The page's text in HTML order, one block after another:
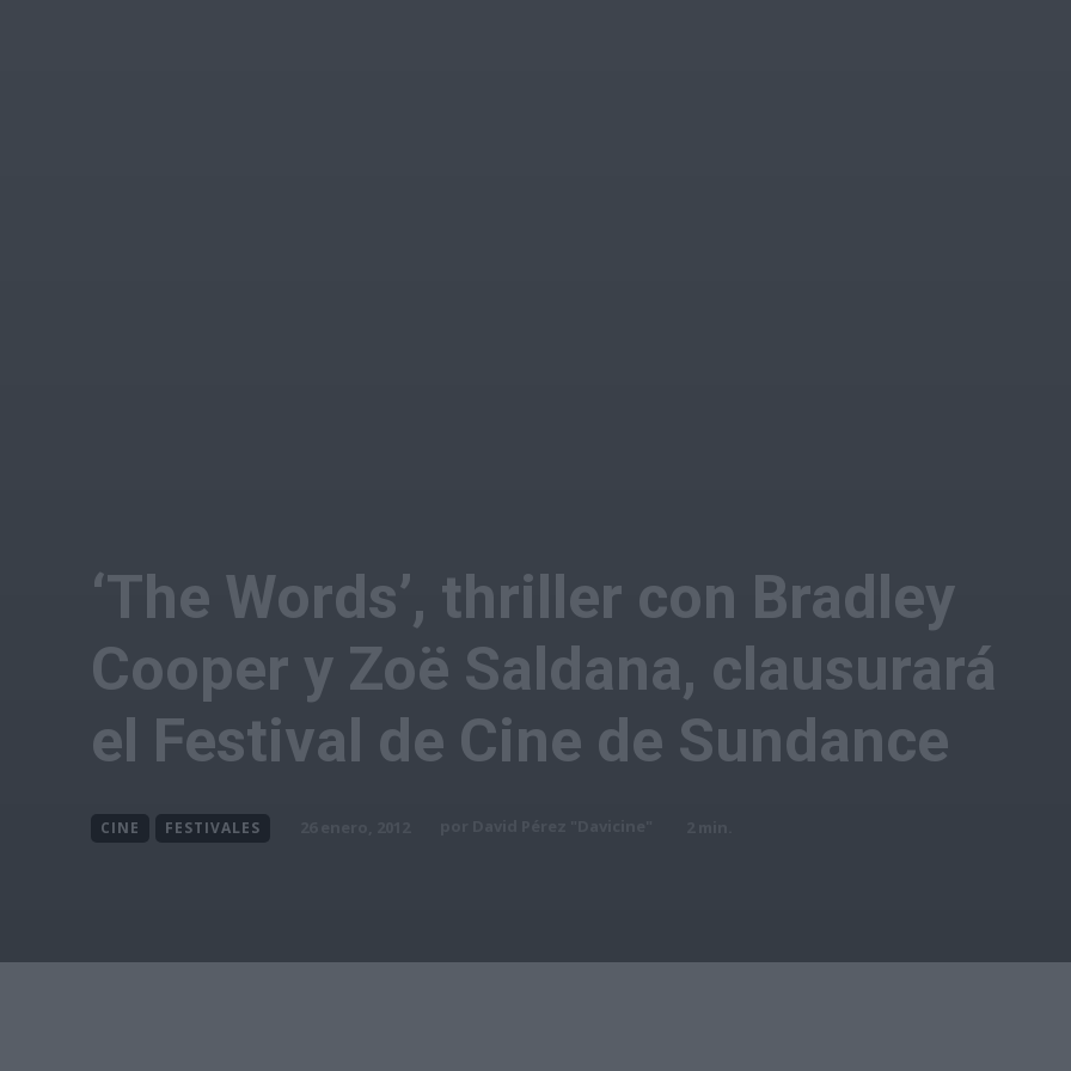
‘The Words’, thriller con Bradley
Cooper y Zoë Saldana, clausurará
el Festival de Cine de Sundance
CINE FESTIVALES